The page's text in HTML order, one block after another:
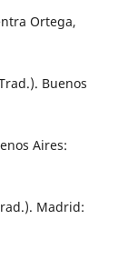
Ortega,
Buenos
Aires:
Madrid: